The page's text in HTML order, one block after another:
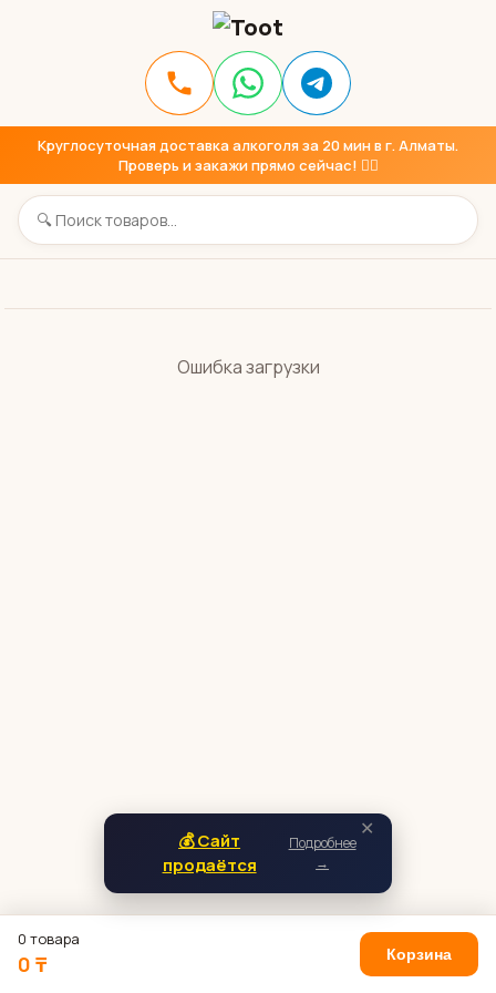
Круглосуточная доставка алкоголя за 20 мин в г. Алматы.
Проверь и закажи прямо сейчас! 👇🏼
Ошибка загрузки
✕
💰 Сайт
продаётся
Подробнее
→
0 товара
0 ₸ Корзина